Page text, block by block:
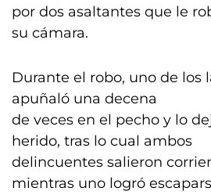
por dos asaltantes que le
su cámara.
Durante el robo, uno de los
apuñaló una decena
de veces en el pecho y lo
herido, tras lo cual ambos
delincuentes salieron
mientras uno logró